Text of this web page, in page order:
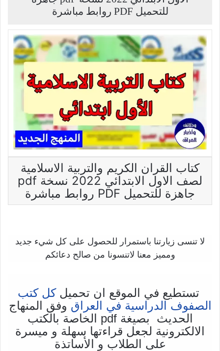
للتحميل PDF روابط مباشرة
كتاب القران الكريم والتربية الاسلامية
لصف الاول الابتدائي 2022 نسخة pdf
جاهزة للتحميل PDF روابط مباشرة
لا تنسى زيارتنا باستمرار للحصول على كل شيء جديد
ومميز معنا لاتنسونا من صالح دعائكم
تستطيع في الموقع ان تحميلكل كتب
الصفوف الدراسية في العراق وفق المنهاج
الحديث بصيغة pdf الخاصة بالكتب
الالكترونية لجعل قراءتها سهلة و ميسرة
على الطلاب و الأساتذة